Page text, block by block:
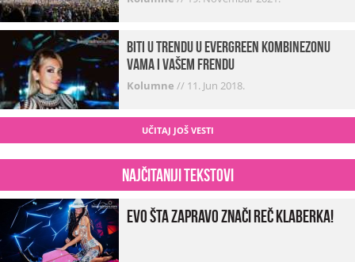
Biti u trendu u Evergreen kombinezonu
vama i vašem frendu
Kolumne // 11. Jun 2018.
UČITAJ JOŠ VESTI
Najčitaniji tekstovi
Evo šta zapravo znači reč klaberka!